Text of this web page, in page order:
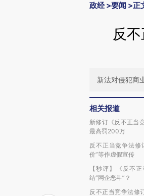
政经>要闻 >正
反
新法对侵犯商
相关报道
新修订《反不正当
最高罚200万
反不正当竞争法修
价”等作虚假宣传
【秒评】《反不
结“网企恶斗”？
反不正当竞争法修